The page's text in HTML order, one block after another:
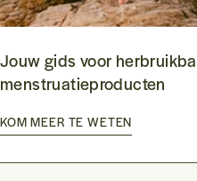
Jouw gids voor
menstruatieproducten
KOM MEER TE WETEN